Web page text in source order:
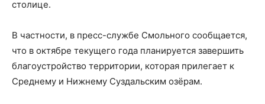
столице.
В частности, в пресс-службе Смольного сообщается,
что в октябре текущего года планируется завершить
благоустройство территории, которая прилегает к
Среднему и Нижнему Суздальским озёрам.